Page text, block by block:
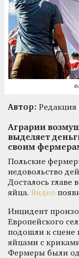
Автор:
Аграрии
выделяет
своим
Польские
недовольство
Досталось главе
яйца. Видео
Инцидент
Европейского
подошли к сцене
яйцами с
Фермеры были